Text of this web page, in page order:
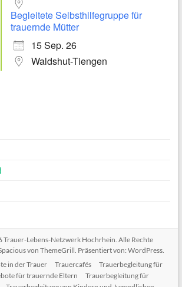
Begleitete Selbsthilfegruppe für
trauernde Mütter
15 Sep. 26
Waldshut-Tiengen
Trauer-Lebens-Netzwerk Hochrhein. Alle Rechte
von ThemeGrill. Präsentiert von:WordPress.
in der Trauer Trauercafés
Trauerbegleitung für
für trauernde Eltern
Trauerbegleitung für